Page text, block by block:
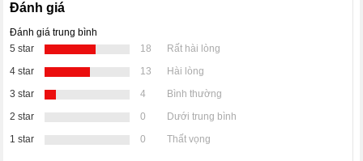
Đánh giá
Đánh giá trung bình
5 star
18
Rất hài lòng
4 star
13
Hài lòng
3 star
4
Bình thường
2 star
0
Dưới trung bình
1 star
0 Thất vọng